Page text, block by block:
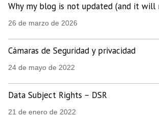
Why my blog is not updated (and it will
26 de marzo de 2026
Cámaras de Seguridad y privacidad
24 de mayo de 2022
Data Subject Rights – DSR
21 de enero de 2022